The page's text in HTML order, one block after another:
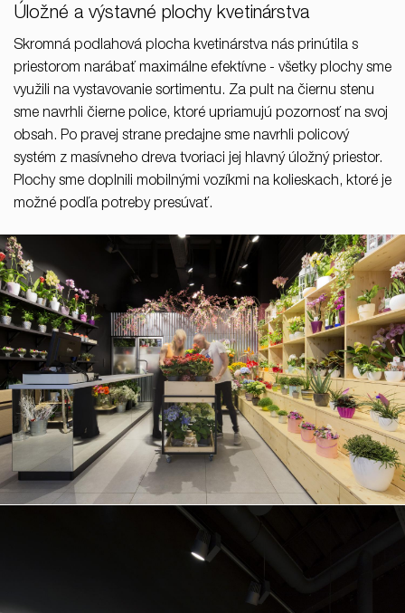
Úložné a výstavné plochy kvetinárstva
Skromná podlahová plocha kvetinárstva nás prinútila s
priestorom narábať maximálne efektívne - všetky plochy sme
využili na vystavovanie sortimentu. Za pult na čiernu stenu
sme navrhli čierne police, ktoré upriamujú pozornosť na svoj
obsah. Po pravej strane predajne sme navrhli policový
systém z masívneho dreva tvoriaci jej hlavný úložný priestor.
Plochy sme doplnili mobilnými vozíkmi na kolieskach, ktoré je
možné podľa potreby presúvať.